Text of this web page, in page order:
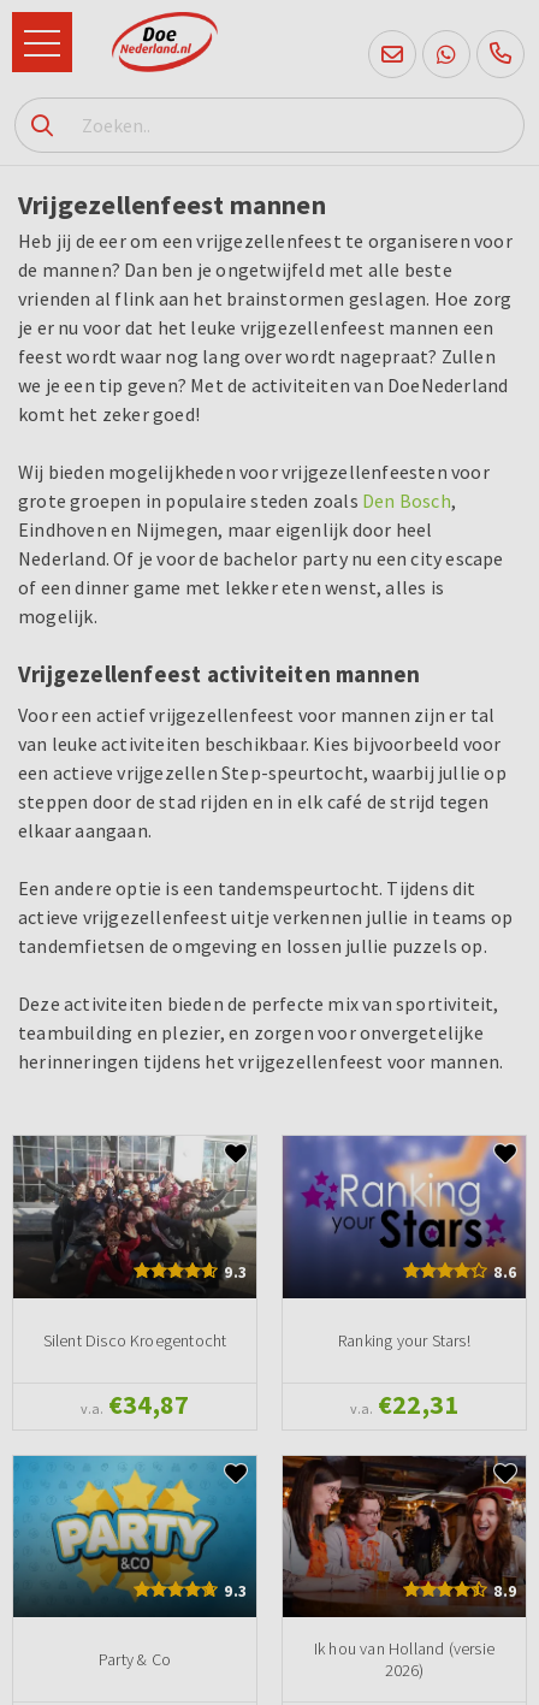
085
760
Vrijgezellenfeest mannen
Heb jij de eer om een vrijgezellenfeest te organiseren voor
de mannen? Dan ben je ongetwijfeld met alle beste
vrienden al flink aan het brainstormen geslagen. Hoe zorg
je er nu voor dat het leuke vrijgezellenfeest mannen een
feest wordt waar nog lang over wordt nagepraat? Zullen
we je een tip geven? Met de activiteiten van DoeNederland
komt het zeker goed!
Wij bieden mogelijkheden voor vrijgezellenfeesten voor
grote groepen in populaire steden zoals Den Bosch,
Eindhoven en Nijmegen, maar eigenlijk door heel
Nederland. Of je voor de bachelor party nu een city escape
of een dinner game met lekker eten wenst, alles is
mogelijk.
Vrijgezellenfeest activiteiten mannen
Voor een actief vrijgezellenfeest voor mannen zijn er tal
van leuke activiteiten beschikbaar. Kies bijvoorbeeld voor
een actieve vrijgezellen Step-speurtocht, waarbij jullie op
steppen door de stad rijden en in elk café de strijd tegen
elkaar aangaan.
Een andere optie is een tandemspeurtocht. Tijdens dit
actieve vrijgezellenfeest uitje verkennen jullie in teams op
tandemfietsen de omgeving en lossen jullie puzzels op.
Deze activiteiten bieden de perfecte mix van sportiviteit,
teambuilding en plezier, en zorgen voor onvergetelijke
herinneringen tijdens het vrijgezellenfeest voor mannen.
9.3
Silent Disco Kroegentocht
v.a. €34,87
8.6
Ranking your Stars!
v.a. €22,31
9.3
Party & Co
8.9
Ik hou van Holland (versie
2026)